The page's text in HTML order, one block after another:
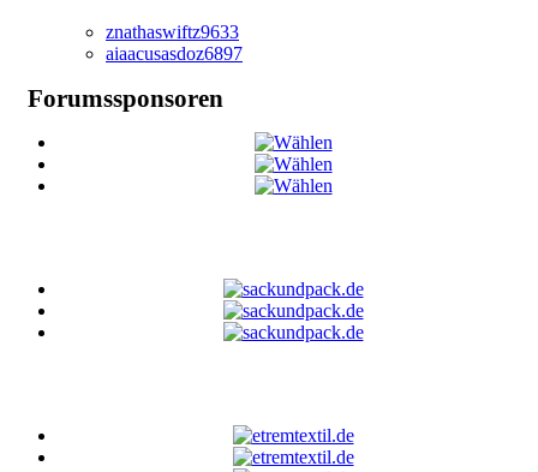
znathaswiftz9633
aiaacusasdoz6897
Forumssponsoren